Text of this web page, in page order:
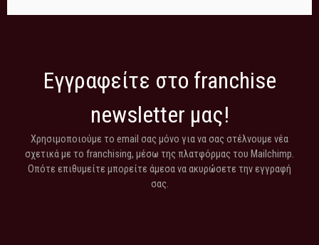
Εγγραφείτε στο franchise
newsletter μας!
Χρησιμοποιούμε το email σας μόνο για να σας στέλνουμε νέα
σχετικά με το franchising, μέσω της πλατφόρμας του Mailchimp.
Οπότε επιθυμείτε μπορείτε άμεσα να ακυρώσετε την εγγραφή
σας.